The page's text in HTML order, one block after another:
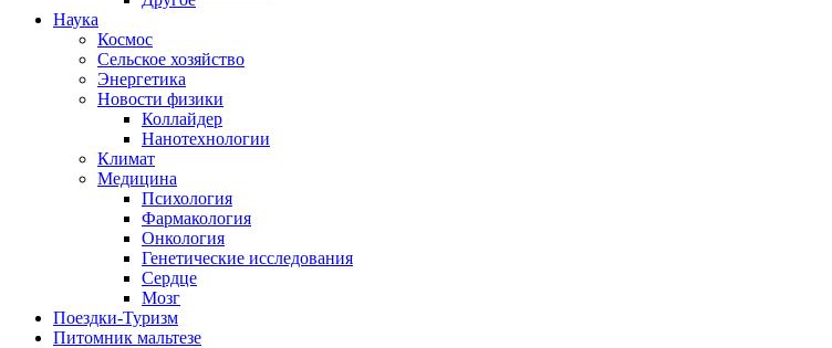
Наука
Космос
Сельское хозяйство
Энергетика
Новости физики
Коллайдер
Нанотехнологии
Климат
Медицина
Психология
Фармакология
Онкология
Генетические исследования
Сердце
Мозг
Поездки-Туризм
Питомник мальтезе